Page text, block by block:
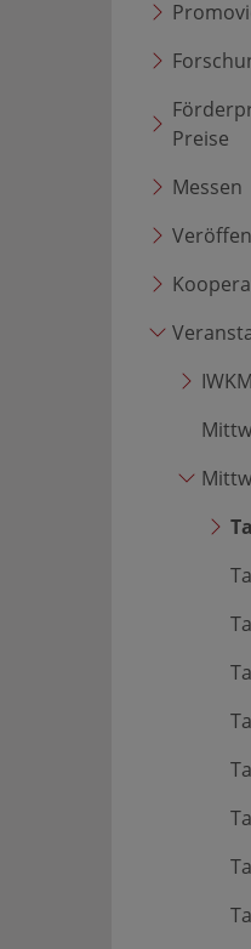
Preise
Messen
IWKM